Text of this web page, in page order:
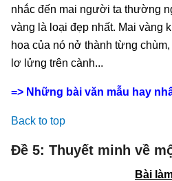
nhắc đến mai người ta thường
vàng là loại đẹp nhất. Mai vàng
hoa của nó nở thành từng
lơ lửng trên cành...
=> Những bài văn mẫu hay
Back to top
Đề 5: Thuyết minh về
Bài